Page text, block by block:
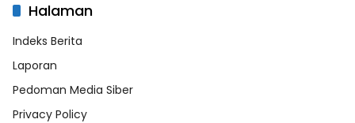
Halaman
Indeks Berita
Laporan
Pedoman Media Siber
Privacy Policy